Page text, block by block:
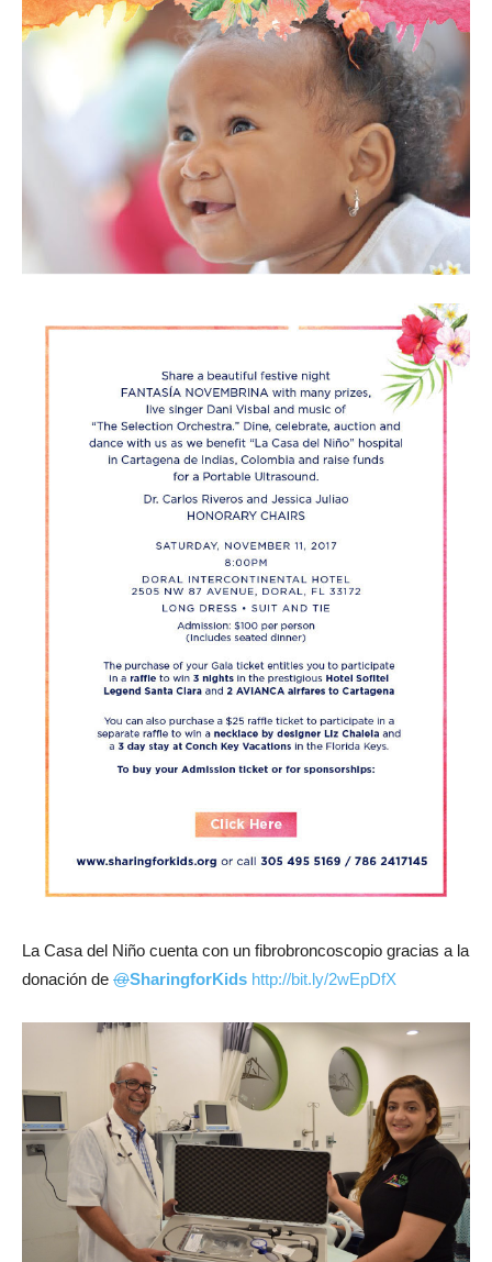
La Casa del Niño cuenta con un fibrobroncoscopio gracias a la
donación de @SharingforKids http://bit.ly/2wEpDfX